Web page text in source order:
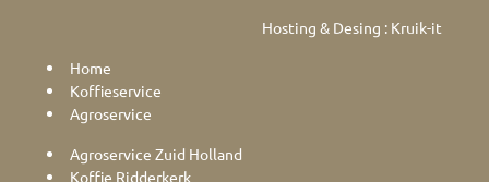
Hosting & Desing : Kruik-it
Home
Koffieservice
Agroservice
Agroservice Zuid Holland
Koffie Ridderkerk